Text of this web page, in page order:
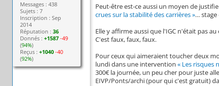
Messages : 438
Sujets : 7
Inscription : Sep
2014
Réputation :36
Donnés :+1587 -49
(94%)
Reçus :+1040 -40
(92%)
Peut-être est-ce aussi un moyen de
crues sur la stabilité des carrières »… stage
Elle y affirme aussi que l'IGC n'était pas
C'est faux, faux, faux.
Pour ceux qui aimeraient toucher deux
lundi dans une intervention « Les risques
300€ la journée, un peu cher pour juste
EIVP/Ponts/archi (pour qui c'est gratuit)